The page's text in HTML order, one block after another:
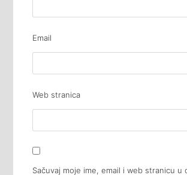
Email
Web stranica
Sačuvaj moje ime, email i web stranicu u